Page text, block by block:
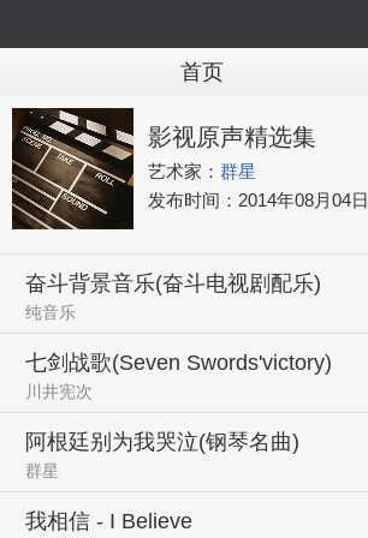
首页
影视原声精选集
艺术家： 群星
发布时间： 2014年08月04日
奋斗背景音乐(奋斗电视剧配乐)
纯音乐
七剑战歌(Seven Swords'victory)
川井宪次
阿根廷别为我哭泣(钢琴名曲)
群星
我相信 - I Believe